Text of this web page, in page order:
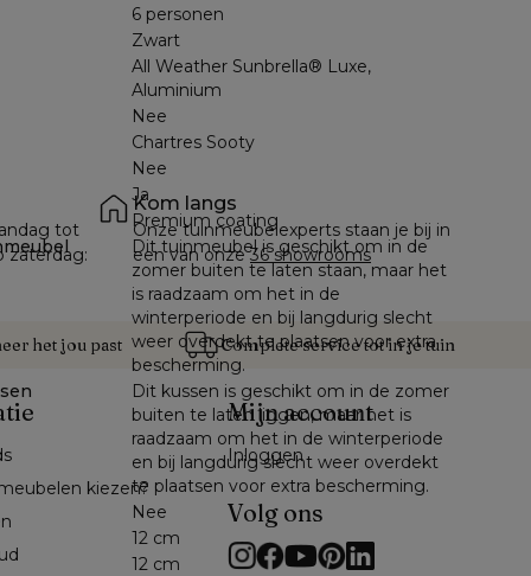
6 personen
Zwart
All Weather Sunbrella® Luxe,
Aluminium
Nee
Chartres Sooty
Nee
Ja
Premium coating
Dit tuinmeubel is geschikt om in de
zomer buiten te laten staan, maar het
is raadzaam om het in de
winterperiode en bij langdurig slecht
weer overdekt te plaatsen voor extra
bescherming.
Dit kussen is geschikt om in de zomer
buiten te laten liggen, maar het is
raadzaam om het in de winterperiode
en bij langdurig slecht weer overdekt
te plaatsen voor extra bescherming.
Nee
12 cm
12 cm
tot
zaterdag:
Kom langs
Onze tuinmeubelexperts staan je bij in
een van onze 36 showrooms
het jou past Complete service tot in je tuin
kiezen?
Mijn account
Inloggen
Volg ons